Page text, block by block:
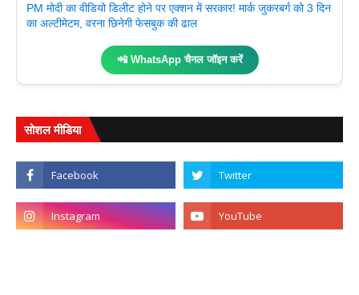
PM मोदी का वीडियो डिलीट होने पर एक्शन में सरकार! मार्क जुकरबर्ग को 3 दिन
का अल्टीमेटम, वरना छिनेगी फेसबुक की ढाल
📲 WhatsApp चैनल जॉइन करें
सोशल मीडिया